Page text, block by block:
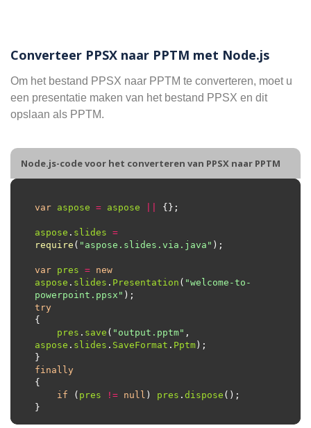
Converteer PPSX naar PPTM met Node.js
Om het bestand PPSX naar PPTM te converteren, moet u
een presentatie maken van het bestand PPSX en dit
opslaan als PPTM.
Node.js-code voor het converteren van PPSX naar PPTM
var aspose = aspose
aspose . slides =
require ( "aspose.slides.via.java"
var pres = new
aspose . slides . Presentation ( "welcome-to-
powerpoint.ppsx"
try
pres . save ( "output.pptm"
aspose . slides . SaveFormat . Pptm
finally
if ( pres != null ) pres . dispose